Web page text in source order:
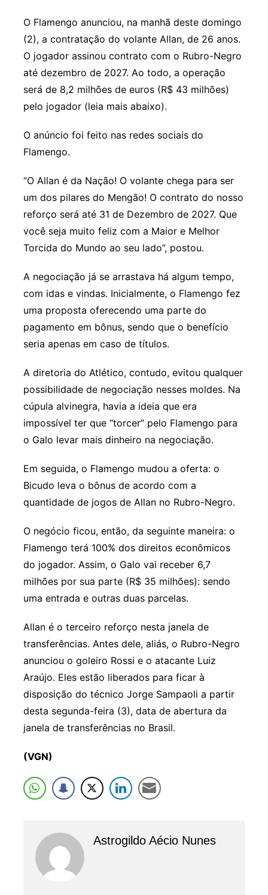
O Flamengo anunciou, na manhã deste domingo
(2), a contratação do volante Allan, de 26 anos.
O jogador assinou contrato com o Rubro-Negro
até dezembro de 2027. Ao todo, a operação
será de 8,2 milhões de euros (R$ 43 milhões)
pelo jogador (leia mais abaixo).
O anúncio foi feito nas redes sociais do
Flamengo.
“O Allan é da Nação! O volante chega para ser
um dos pilares do Mengão! O contrato do nosso
reforço será até 31 de Dezembro de 2027. Que
você seja muito feliz com a Maior e Melhor
Torcida do Mundo ao seu lado”, postou.
A negociação já se arrastava há algum tempo,
com idas e vindas. Inicialmente, o Flamengo fez
uma proposta oferecendo uma parte do
pagamento em bônus, sendo que o benefício
seria apenas em caso de títulos.
A diretoria do Atlético, contudo, evitou qualquer
possibilidade de negociação nesses moldes. Na
cúpula alvinegra, havia a ideia que era
impossível ter que “torcer” pelo Flamengo para
o Galo levar mais dinheiro na negociação.
Em seguida, o Flamengo mudou a oferta: o
Bicudo leva o bônus de acordo com a
quantidade de jogos de Allan no Rubro-Negro.
O negócio ficou, então, da seguinte maneira: o
Flamengo terá 100% dos direitos econômicos
do jogador. Assim, o Galo vai receber 6,7
milhões por sua parte (R$ 35 milhões): sendo
uma entrada e outras duas parcelas.
Allan é o terceiro reforço nesta janela de
transferências. Antes dele, aliás, o Rubro-Negro
anunciou o goleiro Rossi e o atacante Luiz
Araújo. Eles estão liberados para ficar à
disposição do técnico Jorge Sampaoli a partir
desta segunda-feira (3), data de abertura da
janela de transferências no Brasil.
(VGN)
Astrogildo Aécio Nunes